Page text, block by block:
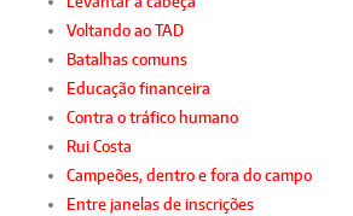
Voltando ao TAD
Batalhas comuns
Educação financeira
Contra o tráfico humano
Rui Costa
Campeões, dentro e fora do campo
Entre janelas de inscrições